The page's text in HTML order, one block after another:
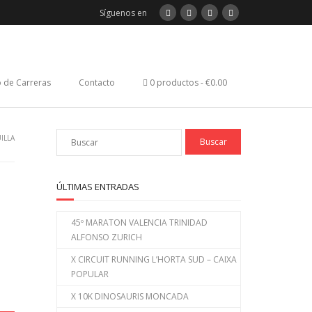
Síguenos en
de Carreras Contacto 0 productos €0.00
ÚLTIMAS ENTRADAS
45º MARATON VALENCIA TRINIDAD
ALFONSO ZURICH
X CIRCUIT RUNNING L’HORTA SUD – CAIXA
POPULAR
X 10K DINOSAURIS MONCADA